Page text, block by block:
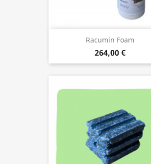
Racumin Foam
264,00 €